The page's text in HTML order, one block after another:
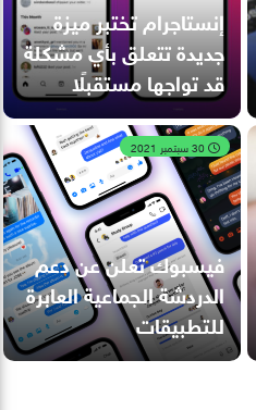
إنستاجرام تختبر ميزة
جديدة تتعلق بأي مشكلة
قد تواجها مستقبلًا
فيسبوك تعلن عن دعم
الدردشة الجماعية العابرة
للتطبيقات